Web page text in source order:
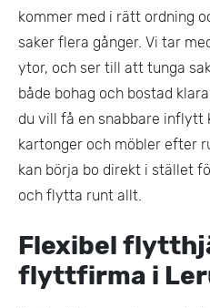
kommer med i rätt ordning
saker flera gånger. Vi tar
ytor, och ser till att tunga
både bohag och bostad
du vill få en snabbare inflytt
kartonger och möbler efter
kan börja bo direkt i stället
och flytta runt allt.
Flexibel
flyttfirma i